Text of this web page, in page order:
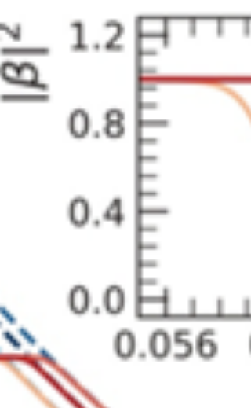
院長、陳宣毅副院長及各系所主管，在「鵬
鷹揚、才高志大」主題拍照背板前與畢業生
影。 許多畢業生親友在旁觀看拍照活動並側
拍，氣氛熱鬧無比。